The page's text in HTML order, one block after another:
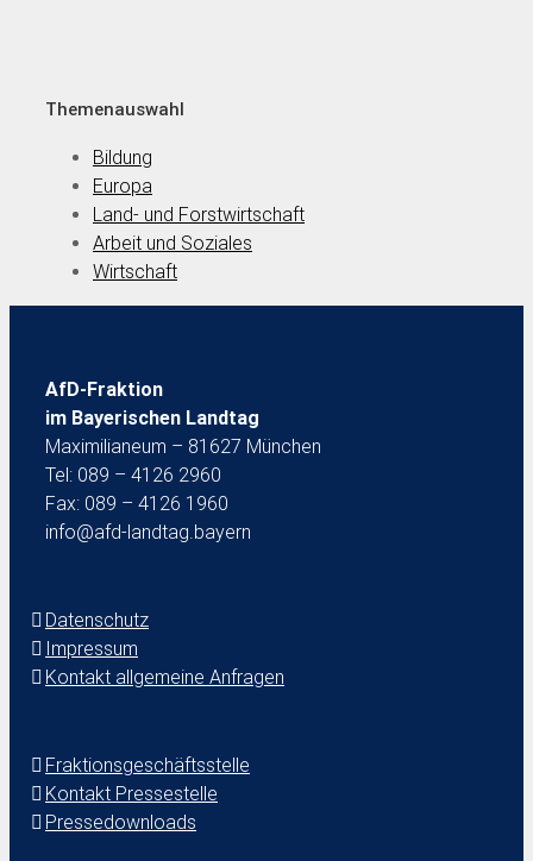
Themenauswahl
Bildung
Europa
Land- und Forstwirtschaft
Arbeit und Soziales
Wirtschaft
AfD-Fraktion
im Bayerischen Landtag
Maximilianeum – 81627 München
Tel: 089 – 4126 2960
Fax: 089 – 4126 1960
info@afd-landtag.bayern
Datenschutz
Impressum
Kontakt allgemeine Anfragen
Fraktionsgeschäftsstelle
Kontakt Pressestelle
Pressedownloads